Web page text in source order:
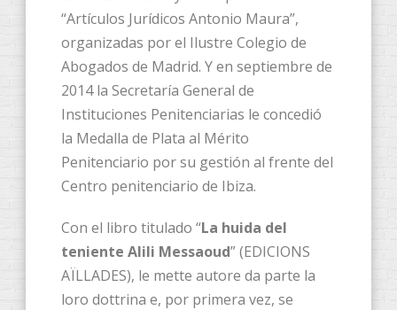
“Artículos Jurídicos Antonio Maura”,
organizadas por el Ilustre Colegio de
Abogados de Madrid. Y en septiembre de
2014 la Secretaría General de
Instituciones Penitenciarias le concedió
la Medalla de Plata al Mérito
Penitenciario por su gestión al frente del
Centro penitenciario de Ibiza.
Con el libro titulado “La huida del
teniente Alili Messaoud” (EDICIONS
AÏLLADES), le mette autore da parte la
loro dottrina e, por primera vez, se